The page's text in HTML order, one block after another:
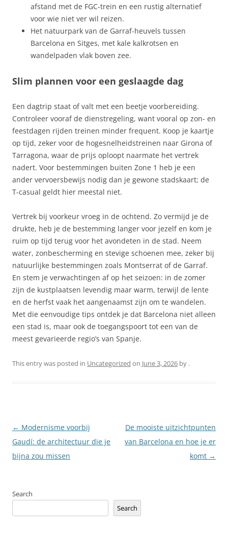
afstand met de FGC-trein en een rustig alternatief
voor wie niet ver wil reizen.
Het natuurpark van de Garraf-heuvels tussen
Barcelona en Sitges, met kale kalkrotsen en
wandelpaden vlak boven zee.
Slim plannen voor een geslaagde dag
Een dagtrip staat of valt met een beetje voorbereiding.
Controleer vooraf de dienstregeling, want vooral op zon- en
feestdagen rijden treinen minder frequent. Koop je kaartje
op tijd, zeker voor de hogesnelheidstreinen naar Girona of
Tarragona, waar de prijs oploopt naarmate het vertrek
nadert. Voor bestemmingen buiten Zone 1 heb je een
ander vervoersbewijs nodig dan je gewone stadskaart; de
T-casual geldt hier meestal niet.
Vertrek bij voorkeur vroeg in de ochtend. Zo vermijd je de
drukte, heb je de bestemming langer voor jezelf en kom je
ruim op tijd terug voor het avondeten in de stad. Neem
water, zonbescherming en stevige schoenen mee, zeker bij
natuurlijke bestemmingen zoals Montserrat of de Garraf.
En stem je verwachtingen af op het seizoen: in de zomer
zijn de kustplaatsen levendig maar warm, terwijl de lente
en de herfst vaak het aangenaamst zijn om te wandelen.
Met die eenvoudige tips ontdek je dat Barcelona niet alleen
een stad is, maar ook de toegangspoort tot een van de
meest gevarieerde regio’s van Spanje.
This entry was posted in Uncategorized on June 3, 2026 by .
Post
navigation
← Modernisme voorbij
Gaudí: de architectuur die je
bijna zou missen
De mooiste uitzichtpunten
van Barcelona en hoe je er
komt →
Search
Search